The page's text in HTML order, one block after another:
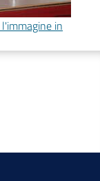
l'immagine in